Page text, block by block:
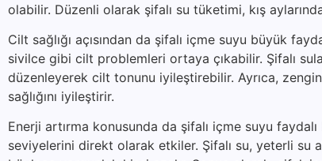
olabilir. Düzenli olarak şifalı su tüketimi, kış
Cilt sağlığı açısından da şifalı içme suyu büyük
sivilce gibi cilt problemleri ortaya çıkabilir. Şifalı
düzenleyerek cilt tonunu iyileştirebilir. Ayrıca,
sağlığını iyileştirir.
Enerji artırma konusunda da şifalı içme suyu
seviyelerini direkt olarak etkiler. Şifalı su, yeterli su